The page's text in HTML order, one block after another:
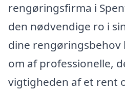
rengøringsfirma i
den nødvendige ro i
dine rengøringsbehov
om af professionelle,
vigtigheden af et rent